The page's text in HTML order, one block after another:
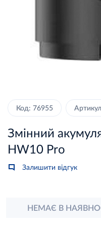
Код: 76955
Змінний
HW10 Pro
Залишити відгук
НЕМАЄ В